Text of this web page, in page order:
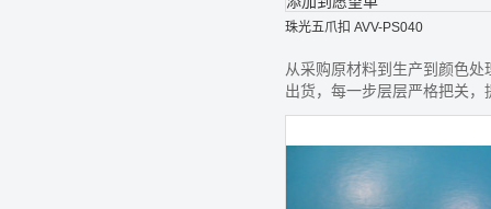
珠光五爪扣 AVV-PS040
从采购原材料到生产到颜色处
出货，每一步层层严格把关，
最好的钮扣给您